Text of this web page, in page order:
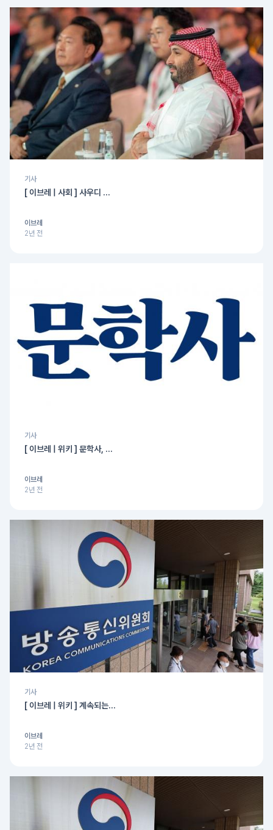
기사
[ 이브레 | 사회 ] 사우디 ...
이브레
2년 전
기사
[ 이브레 | 위키 ] 문학사, ...
이브레
2년 전
기사
[ 이브레 | 위키 ] 계속되는...
이브레
2년 전